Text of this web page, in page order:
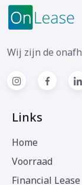
Wij zijn de
Links
Home
Voorraad
Financial Lease